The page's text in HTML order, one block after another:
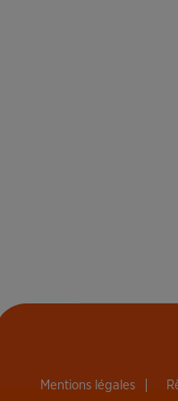
Mentions légales